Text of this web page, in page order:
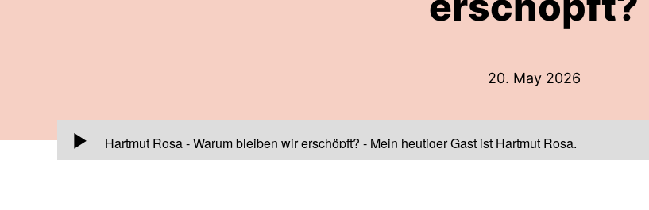
20. May 2026
00:00:00
Hartmut Rosa - Warum bleiben wir erschöpft? - Mein heutiger Gast ist Hartmut Rosa.